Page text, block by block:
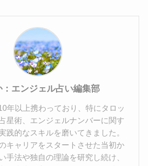
：エンジェル占い編集部
年以上携わっており、特にタロッ
星術、エンジェルナンバーに関す
践的なスキルを磨いてきました。
キャリアをスタートさせた当初か
手法や独自の理論を研究し続け、